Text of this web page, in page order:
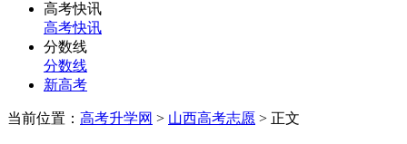
高考快讯
高考快讯
分数线
分数线
新高考
当前位置： 高考升学网 > 山西高考志愿 > 正文